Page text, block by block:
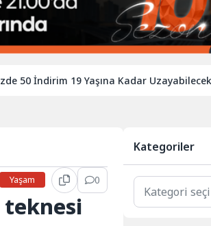
İndirim 19 Yaşına Kadar Uzayabilecek
Yaşam 0
teknesi
Kategoriler
Kategoriler